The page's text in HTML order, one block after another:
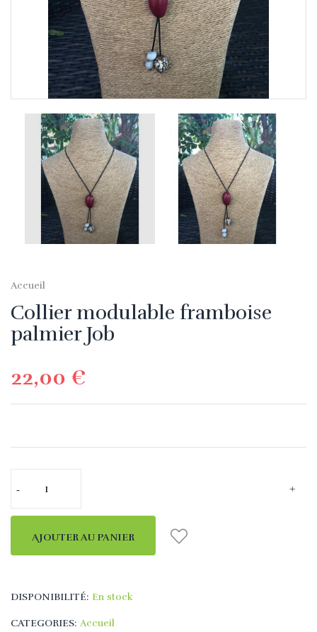
Accueil
Collier modulable framboise
palmier Job
22,00 €
AJOUTER AU PANIER
DISPONIBILITÉ: En stock
CATEGORIES: Accueil